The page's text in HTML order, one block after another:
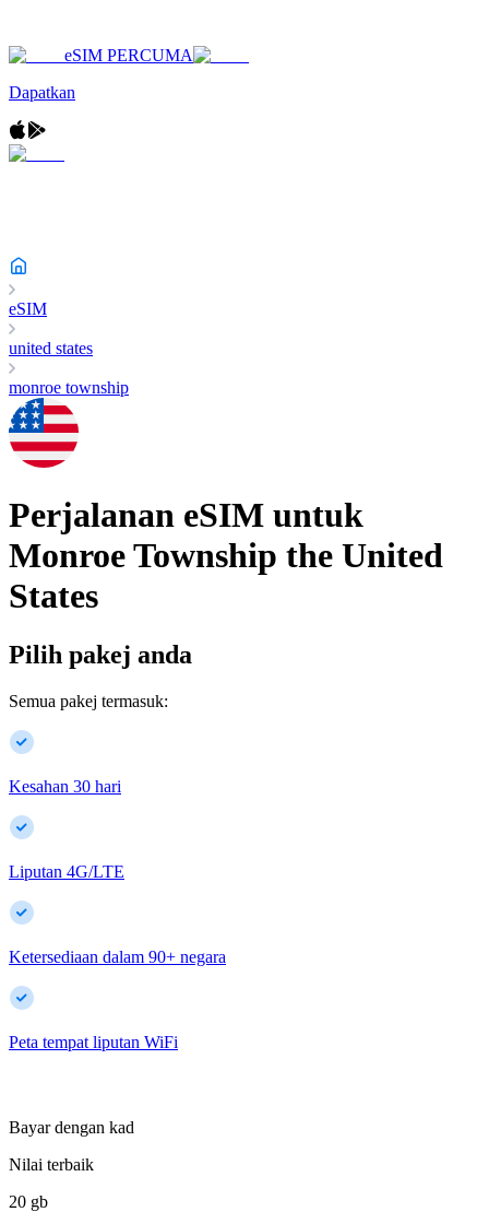
eSIM PERCUMA
Dapatkan
eSIM
united states
monroe township
Perjalanan eSIM untuk
Monroe Township the United
States
Pilih pakej anda
Semua pakej termasuk:
Kesahan 30 hari
Liputan 4G/LTE
Ketersediaan dalam 90+ negara
Peta tempat liputan WiFi
Bayar dengan kad
Nilai terbaik
20 gb